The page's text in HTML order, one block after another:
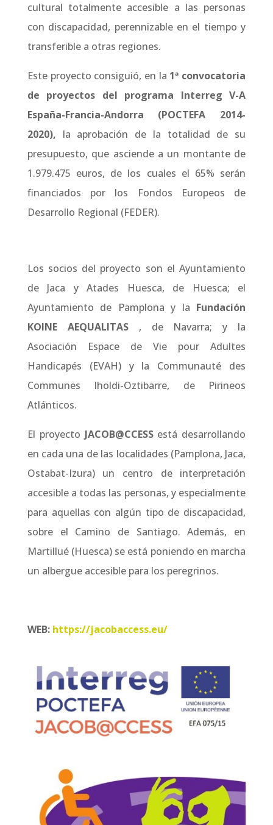
cultural totalmente accesible a las personas
con discapacidad, perennizable en el tiempo y
transferible a otras regiones.
Este proyecto consiguió, en la 1ª convocatoria
de proyectos del programa Interreg V-A
España-Francia-Andorra (POCTEFA 2014-
2020), la aprobación de la totalidad de su
presupuesto, que asciende a un montante de
1.979.475 euros, de los cuales el 65% serán
financiados por los Fondos Europeos de
Desarrollo Regional (FEDER).
Los socios del proyecto son el Ayuntamiento
de Jaca y Atades Huesca, de Huesca; el
Ayuntamiento de Pamplona y la Fundación
KOINE AEQUALITAS, de Navarra; y la
Asociación Espace de Vie pour Adultes
Handicapés (EVAH) y la Communauté des
Communes Iholdi-Oztibarre, de Pirineos
Atlánticos.
El proyecto JACOB@CCESSestá desarrollando
en cada una de las localidades (Pamplona, Jaca,
Ostabat-Izura) un centro de interpretación
accesible a todas las personas, y especialmente
para aquellas con algún tipo de discapacidad,
sobre el Camino de Santiago. Además, en
Martillué (Huesca) se está poniendo en marcha
un albergue accesible para los peregrinos.
WEB: https://jacobaccess.eu/